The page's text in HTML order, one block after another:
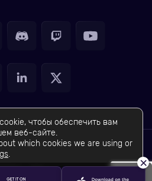
PBC. Все права защищены.
чтобы обеспечить вам
веб-сайте.
which cookies we are using or
.
×